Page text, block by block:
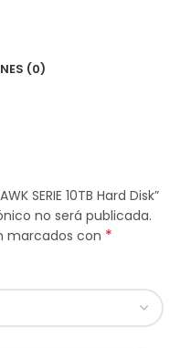
(0)
SERIE 10TB Hard Disk”
no será publicada.
marcados con *